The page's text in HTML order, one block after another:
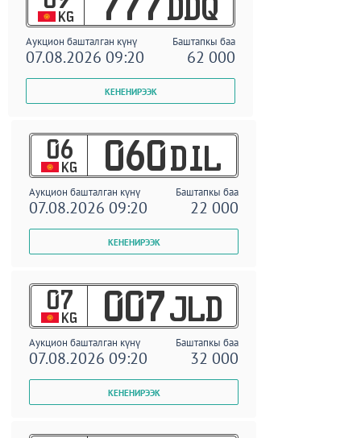
KG DDQ
Аукцион башталган күнү Баштапкы баа
07.08.2026 09:20 62 000
06
KG 060 DIL
Аукцион башталган күнү Баштапкы баа
07.08.2026 09:20 22 000
07
KG 007 JLD
Аукцион башталган күнү Баштапкы баа
07.08.2026 09:20 32 000